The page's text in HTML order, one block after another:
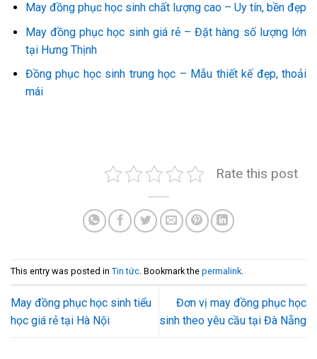
May đồng phục học sinh chất lượng cao – Uy tín, bền đẹp
May đồng phục học sinh giá rẻ – Đặt hàng số lượng lớn
tại Hưng Thịnh
Đồng phục học sinh trung học – Mẫu thiết kế đẹp, thoải
mái
Rate this post
This entry was posted in Tin tức . Bookmark the permalink
May đồng phục học sinh tiểu
học giá rẻ tại Hà Nội
Đơn vị may đồng phục học
sinh theo yêu cầu tại Đà Nẵng